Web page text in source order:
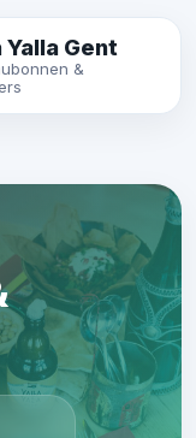
Yalla Gent
&